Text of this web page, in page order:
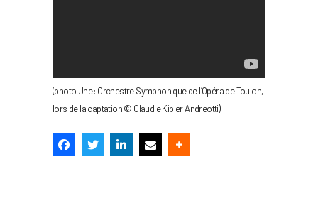
(photo Une : Orchestre Symphonique de l’Opéra de Toulon,
lors de la captation © Claudie Kibler Andreotti)